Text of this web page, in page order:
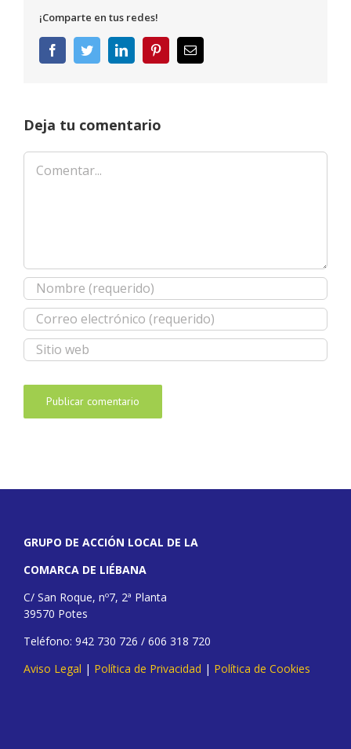
¡Comparte en tus redes!
FacebookTwitterLinkedInPinterestCorreo
electrónico
Deja tu comentario
Comentar
GRUPO DE ACCIÓN LOCAL DE LA
COMARCA DE LIÉBANA
C/ San Roque, nº7, 2ª Planta
39570 Potes
Teléfono: 942 730 726 / 606 318 720
Aviso Legal | Política de Privacidad | Política de Cookies